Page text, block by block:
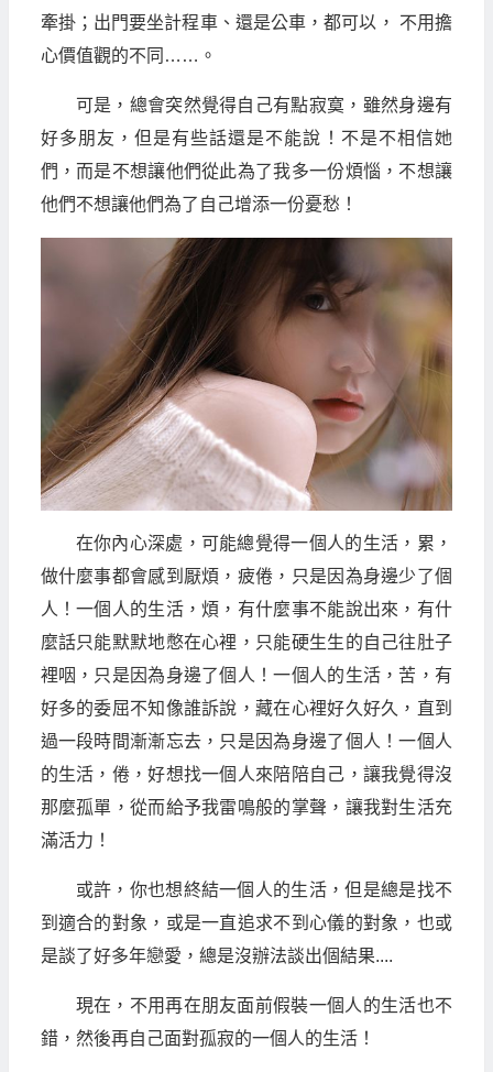
牽掛；出門要坐計程車、還是公車，都可以， 不用擔
心價值觀的不同……。
可是，總會突然覺得自己有點寂寞，雖然身邊有
好多朋友，但是有些話還是不能說！不是不相信她
們，而是不想讓他們從此為了我多一份煩惱，不想讓
他們不想讓他們為了自己增添一份憂愁！
在你內心深處，可能總覺得一個人的生活，累，
做什麼事都會感到厭煩，疲倦，只是因為身邊少了個
人！一個人的生活，煩，有什麼事不能說出來，有什
麼話只能默默地憋在心裡，只能硬生生的自己往肚子
裡咽，只是因為身邊了個人！一個人的生活，苦，有
好多的委屈不知像誰訴說，藏在心裡好久好久，直到
過一段時間漸漸忘去，只是因為身邊了個人！一個人
的生活，倦，好想找一個人來陪陪自己，讓我覺得沒
那麼孤單，從而給予我雷鳴般的掌聲，讓我對生活充
滿活力！
或許，你也想終結一個人的生活，但是總是找不
到適合的對象，或是一直追求不到心儀的對象，也或
是談了好多年戀愛，總是沒辦法談出個結果....
現在，不用再在朋友面前假裝一個人的生活也不
錯，然後再自己面對孤寂的一個人的生活！